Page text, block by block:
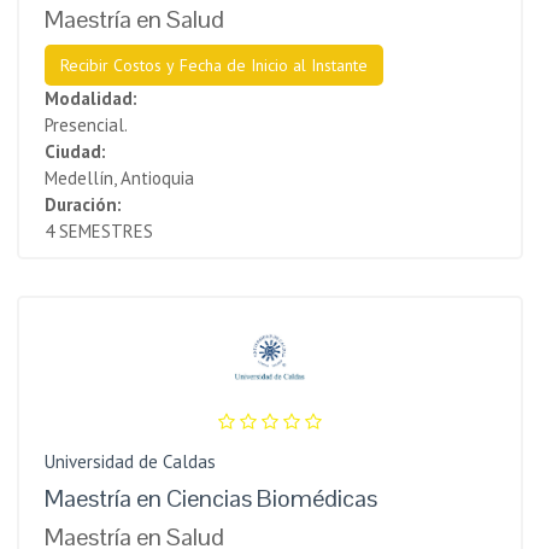
Maestría en Salud
Recibir Costos y Fecha de Inicio al Instante
Modalidad:
Presencial.
Ciudad:
Medellín, Antioquia
Duración:
4 SEMESTRES
Universidad de Caldas
Maestría en Ciencias Biomédicas
Maestría en Salud